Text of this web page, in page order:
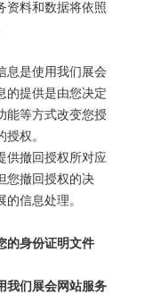
资料和数据将依照
息是使用我们展会
的提供是由您决定
能等方式改变您授
权。
供撤回授权所对应
您撤回授权的决
信息处理。
的身份证明文件
我们展会网站服务